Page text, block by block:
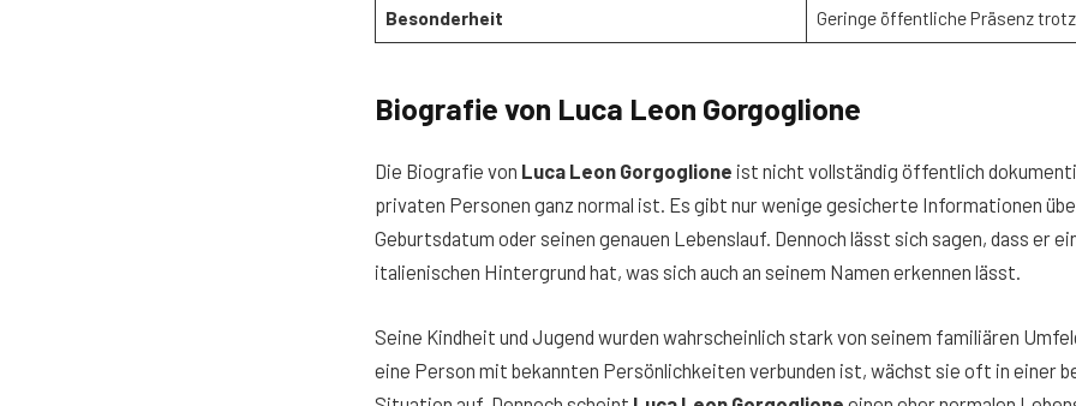
Besonderheit Geringe öffentliche Präsenz
Biografie von Luca Leon Gorgoglione
Die Biografie von Luca Leon Gorgoglione ist nicht vollständig öffentlich
privaten Personen ganz normal ist. Es gibt nur wenige gesicherte Informationen
Geburtsdatum oder seinen genauen Lebenslauf. Dennoch lässt sich sagen, dass er
italienischen Hintergrund hat, was sich auch an seinem Namen erkennen lässt.
Seine Kindheit und Jugend wurden wahrscheinlich stark von seinem familiären
eine Person mit bekannten Persönlichkeiten verbunden ist, wächst sie oft in einer